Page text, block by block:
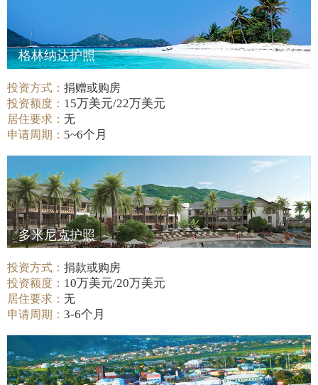
格林纳达护照
投资方式：捐赠或购房
投资额度： 15万美元/22万美元
居住要求：无
申请周期： 5~6个月
多米尼克护照
投资方式：捐款或购房
投资额度： 10万美元/20万美元
居住要求：无
申请周期：3-6个月